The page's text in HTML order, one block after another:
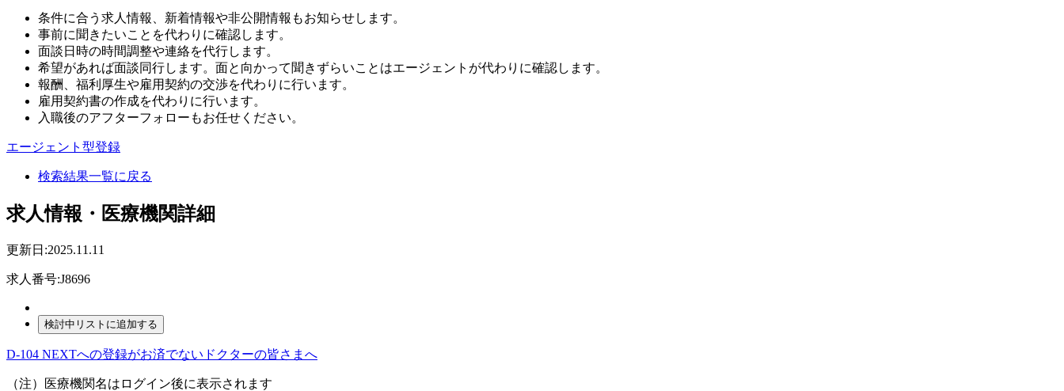
条件に合う求人情報、新着情報や非公開情報もお知らせします。
事前に聞きたいことを代わりに確認します。
面談日時の時間調整や連絡を代行します。
希望があれば面談同行します。面と向かって聞きずらいことはエージェントが代わりに確認します。
報酬、福利厚生や雇用契約の交渉を代わりに行います。
雇用契約書の作成を代わりに行います。
入職後のアフターフォローもお任せください。
エージェント型登録
検索結果一覧に戻る
求人情報・医療機関詳細
更新日:2025.11.11
求人番号:J8696
D-104 NEXTへの登録がお済でないドクターの皆さまへ
（注）医療機関名はログイン後に表示されます